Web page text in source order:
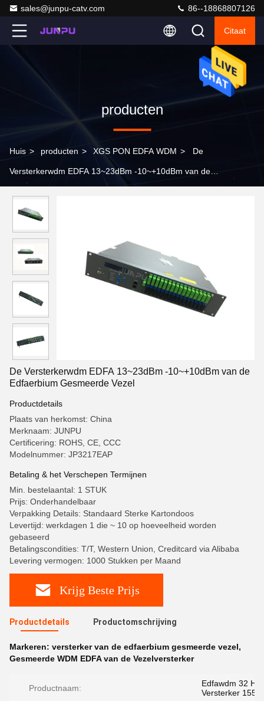
sales@junpu-catv.com 86--18868807126
Citaat
producten
Huis > producten > XGS PON EDFA WDM > De
Versterkerwdm EDFA 13~23dBm -10~+10dBm van de
De Versterkerwdm EDFA 13~23dBm -10~+10dBm van de
Edfaerbium Gesmeerde Vezel
Productdetails
Plaats van herkomst: China
Merknaam: JUNPU
Certificering: ROHS, CE, CCC
Modelnummer: JP3217EAP
Betaling & het Verschepen Termijnen
Min. bestelaantal: 1 STUK
Prijs: Onderhandelbaar
Verpakking Details: Standaard Sterke Kartondoos
Levertijd: werkdagen 1 die ~ 10 op hoeveelheid worden
gebaseerd
Betalingscondities: T/T, Western Union, Creditcard via Alibaba
Levering vermogen: 1000 Stukken per Maand
Krijg Beste Prijs
Productdetails Productomschrijving
Markeren: versterker van de edfaerbium gesmeerde vezel,
Gesmeerde WDM EDFA van de Vezelversterker
Productnaam:
Edfawdm 32
Versterker